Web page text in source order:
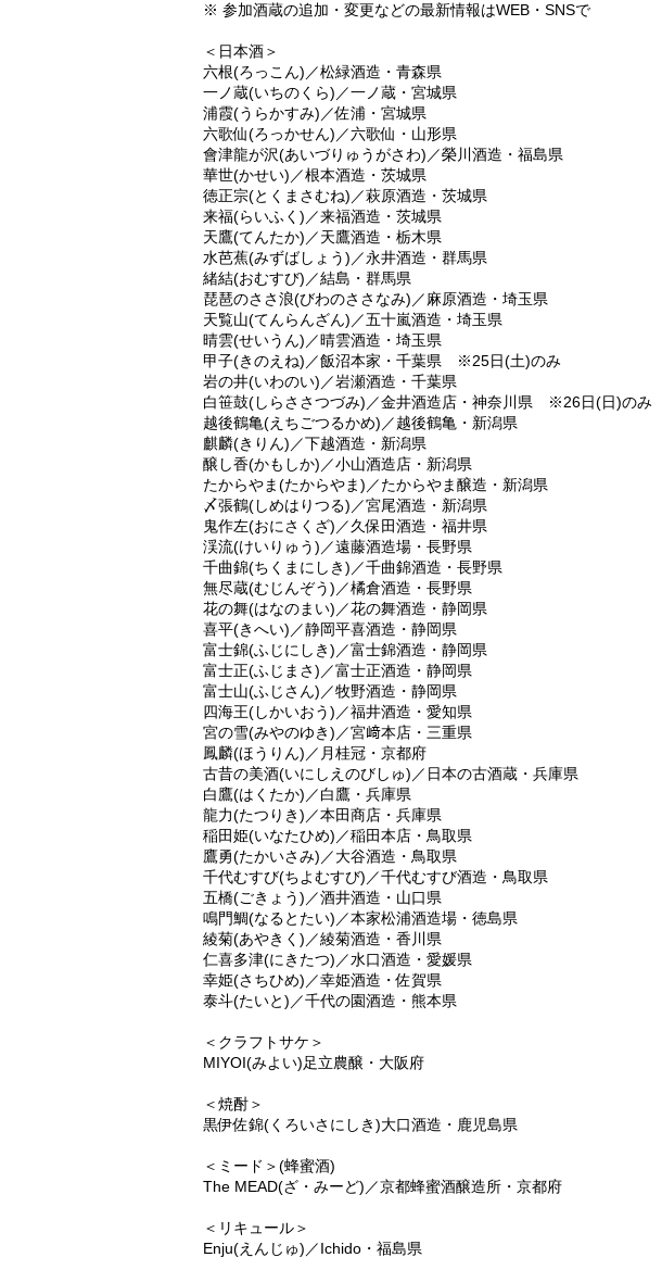
※ 参加酒蔵の追加・変更などの最新情報はWEB・SNSで
＜日本酒＞
六根(ろっこん)／松緑酒造・青森県
一ノ蔵(いちのくら)／一ノ蔵・宮城県
浦霞(うらかすみ)／佐浦・宮城県
六歌仙(ろっかせん)／六歌仙・山形県
會津龍が沢(あいづりゅうがさわ)／榮川酒造・福島県
華世(かせい)／根本酒造・茨城県
徳正宗(とくまさむね)／萩原酒造・茨城県
来福(らいふく)／来福酒造・茨城県
天鷹(てんたか)／天鷹酒造・栃木県
水芭蕉(みずばしょう)／永井酒造・群馬県
緒結(おむすび)／結島・群馬県
琵琶のささ浪(びわのささなみ)／麻原酒造・埼玉県
天覧山(てんらんざん)／五十嵐酒造・埼玉県
晴雲(せいうん)／晴雲酒造・埼玉県
甲子(きのえね)／飯沼本家・千葉県 ※25日(土)のみ
岩の井(いわのい)／岩瀬酒造・千葉県
白笹鼓(しらささつづみ)／金井酒造店・神奈川県 ※26日(日)のみ
越後鶴亀(えちごつるかめ)／越後鶴亀・新潟県
麒麟(きりん)／下越酒造・新潟県
醸し香(かもしか)／小山酒造店・新潟県
たからやま(たからやま)／たからやま醸造・新潟県
〆張鶴(しめはりつる)／宮尾酒造・新潟県
鬼作左(おにさくざ)／久保田酒造・福井県
渓流(けいりゅう)／遠藤酒造場・長野県
千曲錦(ちくまにしき)／千曲錦酒造・長野県
無尽蔵(むじんぞう)／橘倉酒造・長野県
花の舞(はなのまい)／花の舞酒造・静岡県
喜平(きへい)／静岡平喜酒造・静岡県
富士錦(ふじにしき)／富士錦酒造・静岡県
富士正(ふじまさ)／富士正酒造・静岡県
富士山(ふじさん)／牧野酒造・静岡県
四海王(しかいおう)／福井酒造・愛知県
宮の雪(みやのゆき)／宮﨑本店・三重県
鳳麟(ほうりん)／月桂冠・京都府
古昔の美酒(いにしえのびしゅ)／日本の古酒蔵・兵庫県
白鷹(はくたか)／白鷹・兵庫県
龍力(たつりき)／本田商店・兵庫県
稲田姫(いなたひめ)／稲田本店・鳥取県
鷹勇(たかいさみ)／大谷酒造・鳥取県
千代むすび(ちよむすび)／千代むすび酒造・鳥取県
五橋(ごきょう)／酒井酒造・山口県
鳴門鯛(なるとたい)／本家松浦酒造場・徳島県
綾菊(あやきく)／綾菊酒造・香川県
仁喜多津(にきたつ)／水口酒造・愛媛県
幸姫(さちひめ)／幸姫酒造・佐賀県
泰斗(たいと)／千代の園酒造・熊本県
＜クラフトサケ＞
MIYOI(みよい)足立農醸・大阪府
＜焼酎＞
黒伊佐錦(くろいさにしき)大口酒造・鹿児島県
＜ミード＞(蜂蜜酒)
The MEAD(ざ・みーど)／京都蜂蜜酒醸造所・京都府
＜リキュール＞
Enju(えんじゅ)／Ichido・福島県